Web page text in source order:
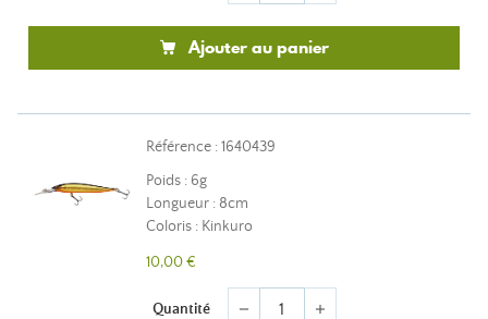
Ajouter au panier
Référence : 1640439
Poids : 6g
Longueur : 8cm
Coloris : Kinkuro
10,00 €
Quantité remove add